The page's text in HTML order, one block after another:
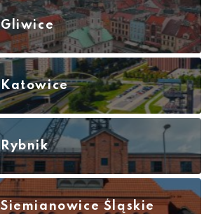
Gliwice
Katowice
Rybnik
Siemianowice Śląskie